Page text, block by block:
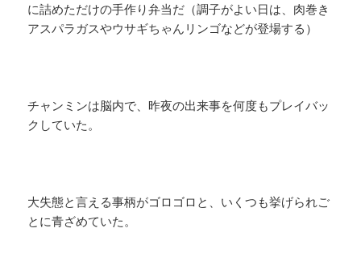
に詰めただけの手作り弁当だ（調子がよい日は、肉巻き
アスパラガスやウサギちゃんリンゴなどが登場する）
チャンミンは脳内で、昨夜の出来事を何度もプレイバッ
クしていた。
大失態と言える事柄がゴロゴロと、いくつも挙げられご
とに青ざめていた。